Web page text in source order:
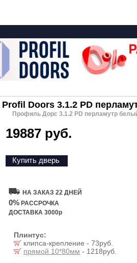
Profil Doors 3.1.2 PD
Профиль Дорс 3.1.2 PD перламутр
19887 руб.
Купить дверь
НА ЗАКАЗ 22 ДНЕЙ
0% РАССРОЧКА
ДОСТАВКА 3000р
Плинтус:
клипса-крепление - 73руб.
прямой 10*80мм - 1218руб.